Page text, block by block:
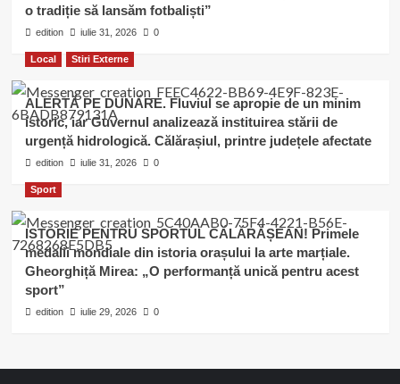
o tradiție să lansăm fotbaliști”
edition iulie 31, 2026 0
Local Stiri Externe
ALERTĂ PE DUNĂRE. Fluviul se apropie de un minim
istoric, iar Guvernul analizează instituirea stării de
urgență hidrologică. Călărașiul, printre județele afectate
edition iulie 31, 2026 0
Sport
ISTORIE PENTRU SPORTUL CĂLĂRĂȘEAN! Primele
medalii mondiale din istoria orașului la arte marțiale.
Gheorghiță Mirea: „O performanță unică pentru acest
sport”
edition iulie 29, 2026 0